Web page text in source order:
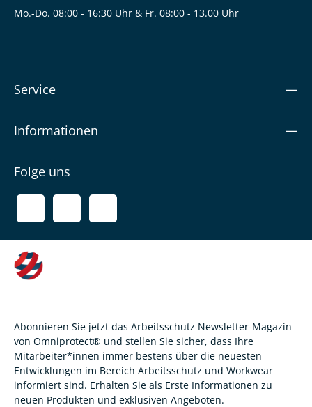
Mo.-Do. 08:00 - 16:30 Uhr & Fr. 08:00 - 13.00 Uhr
Service
Informationen
Folge uns
Abonnieren Sie jetzt das Arbeitsschutz Newsletter-Magazin
von Omniprotect® und stellen Sie sicher, dass Ihre
Mitarbeiter*innen immer bestens über die neuesten
Entwicklungen im Bereich Arbeitsschutz und Workwear
informiert sind. Erhalten Sie als Erste Informationen zu
neuen Produkten und exklusiven Angeboten.